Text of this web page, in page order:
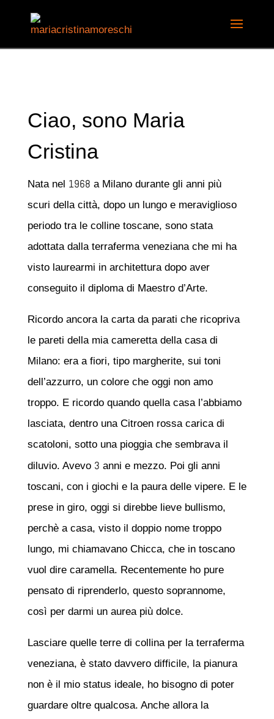
Ciao, sono Maria
Cristina
Nata nel 1968 a Milano durante gli anni più
scuri della città, dopo un lungo e meraviglioso
periodo tra le colline toscane, sono stata
adottata dalla terraferma veneziana che mi ha
visto laurearmi in architettura dopo aver
conseguito il diploma di Maestro d’Arte.
Ricordo ancora la carta da parati che ricopriva
le pareti della mia cameretta della casa di
Milano: era a fiori, tipo margherite, sui toni
dell’azzurro, un colore che oggi non amo
troppo. E ricordo quando quella casa l’abbiamo
lasciata, dentro una Citroen rossa carica di
scatoloni, sotto una pioggia che sembrava il
diluvio. Avevo 3 anni e mezzo. Poi gli anni
toscani, con i giochi e la paura delle vipere. E le
prese in giro, oggi si direbbe lieve bullismo,
perchè a casa, visto il doppio nome troppo
lungo, mi chiamavano Chicca, che in toscano
vuol dire caramella. Recentemente ho pure
pensato di riprenderlo, questo soprannome,
così per darmi un aurea più dolce.
Lasciare quelle terre di collina per la terraferma
veneziana, è stato davvero difficile, la pianura
non è il mio status ideale, ho bisogno di poter
guardare oltre qualcosa. Anche allora la